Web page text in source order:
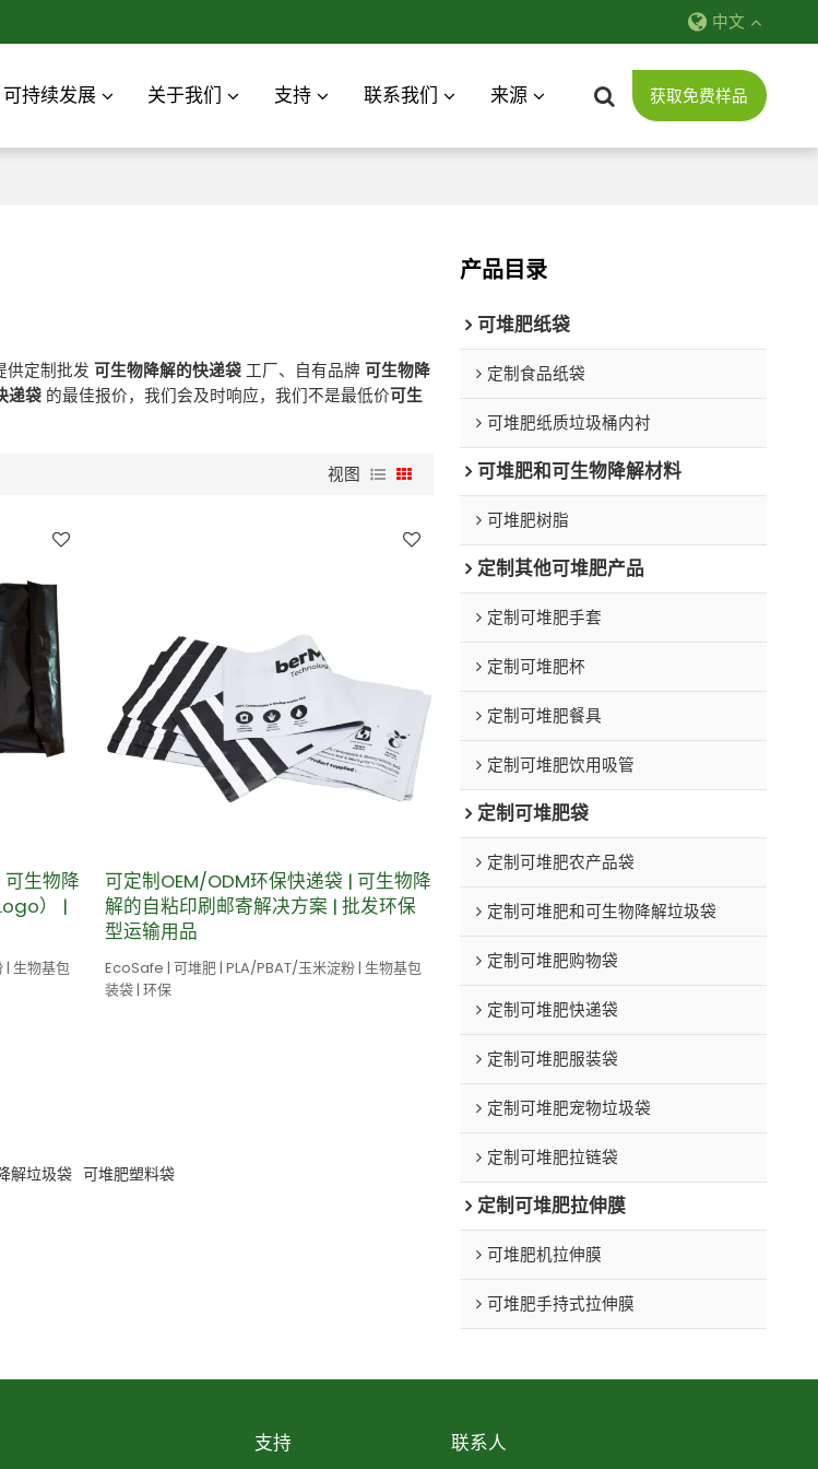
中文
可持续发展 关于我们 支持 联系我们 来源 获取免费样品
供定制批发 可生物降解的快递袋工厂、自有品牌 可生物降
递袋的最佳报价，我们会及时响应，我们不是最低价可生
视图
生物降
） |
| 生物基包
可定制OEM/ODM环保快递袋 | 可生物降
解的自粘印刷邮寄解决方案 | 批发环保
型运输用品
EcoSafe | 可堆肥 | PLA/PBAT/玉米淀粉 | 生物基包
装袋 | 环保
解垃圾袋 可堆肥塑料袋
产品目录
可堆肥纸袋
定制食品纸袋
可堆肥纸质垃圾桶内衬
可堆肥和可生物降解材料
可堆肥树脂
定制其他可堆肥产品
定制可堆肥手套
定制可堆肥杯
定制可堆肥餐具
定制可堆肥饮用吸管
定制可堆肥袋
定制可堆肥农产品袋
定制可堆肥和可生物降解垃圾袋
定制可堆肥购物袋
定制可堆肥快递袋
定制可堆肥服装袋
定制可堆肥宠物垃圾袋
定制可堆肥拉链袋
定制可堆肥拉伸膜
可堆肥机拉伸膜
可堆肥手持式拉伸膜
支持 联系人